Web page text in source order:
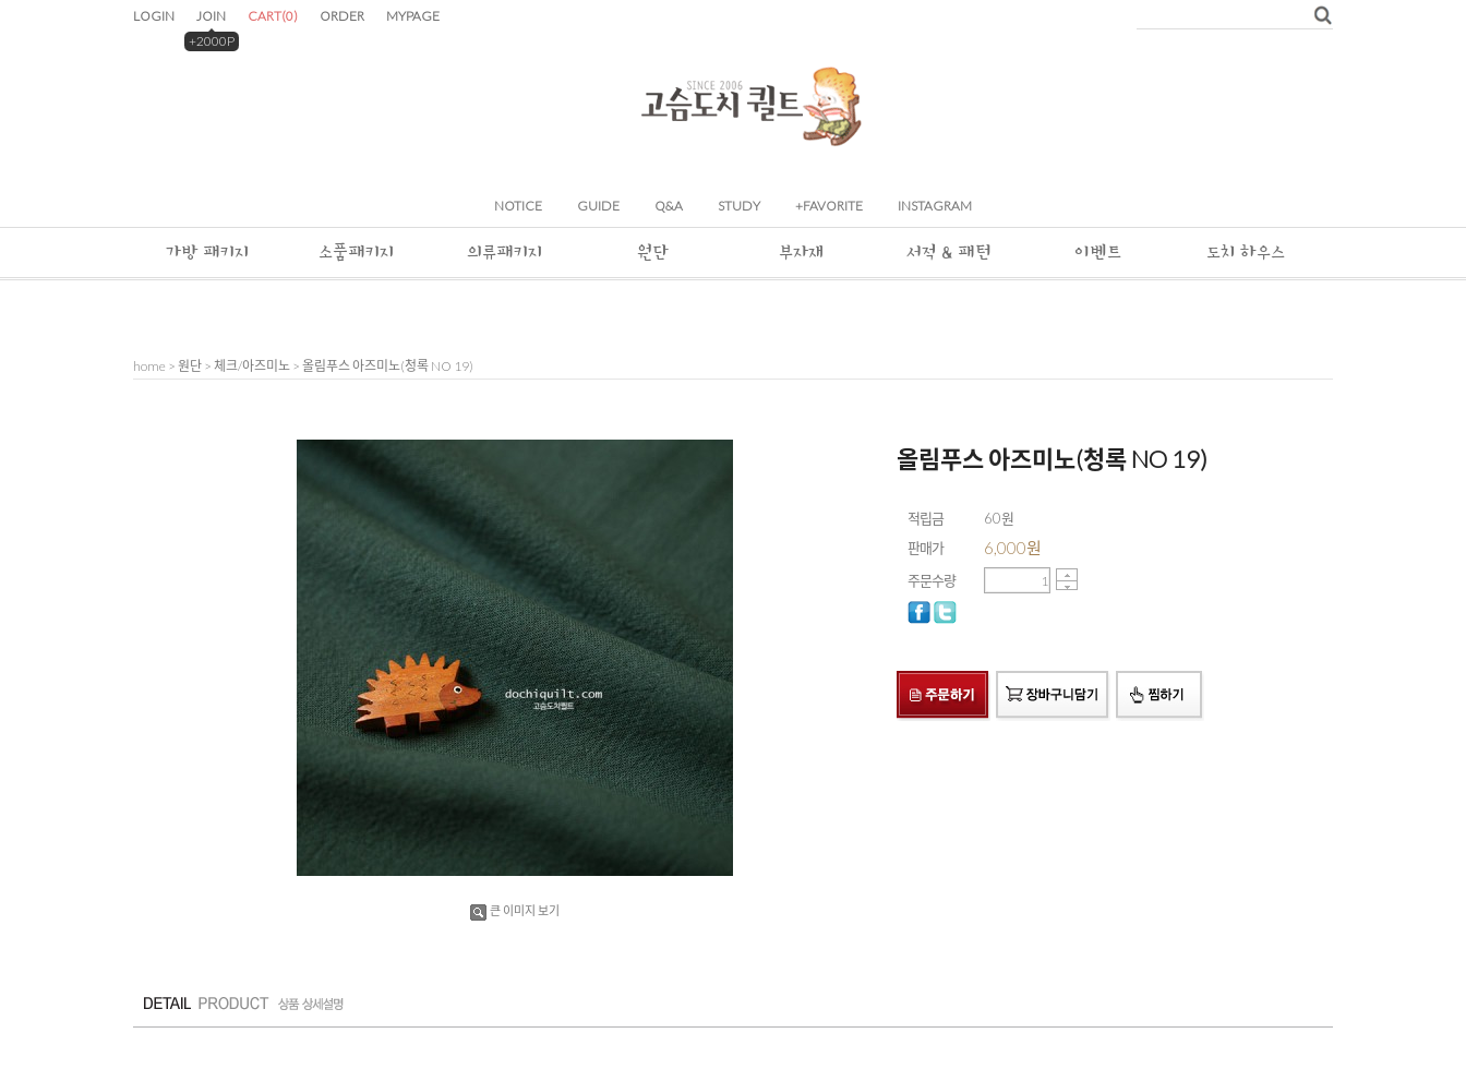
LOGIN
JOIN
+2000P
CART(0) ORDER MYPAGE
NOTICE GUIDE Q&A STUDY +FAVORITE INSTAGRAM
가방 패키지 소품패키지 의류패키지 원단 부자재 서적 & 패턴 이벤트 도치 하우스
home > 원단 > 체크/아즈미노 > 올림푸스 아즈미노(청록 NO 19)
큰 이미지 보기
올림푸스 아즈미노(청록 NO 19)
적립금
60원
판매가
6,000원
주문수량